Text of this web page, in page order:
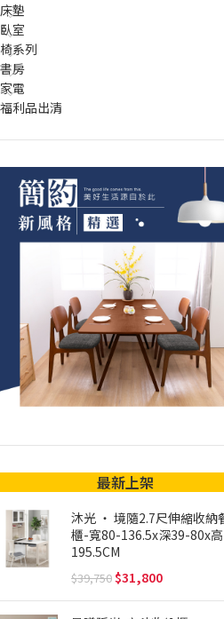
床墊
臥室
椅系列
書房
家電
福利品出清
最新上架
沐光 ‧ 境隨2.7尺伸縮收納
櫃-寬80-136.5x深39-80x高
195.5CM
39,750 31,800